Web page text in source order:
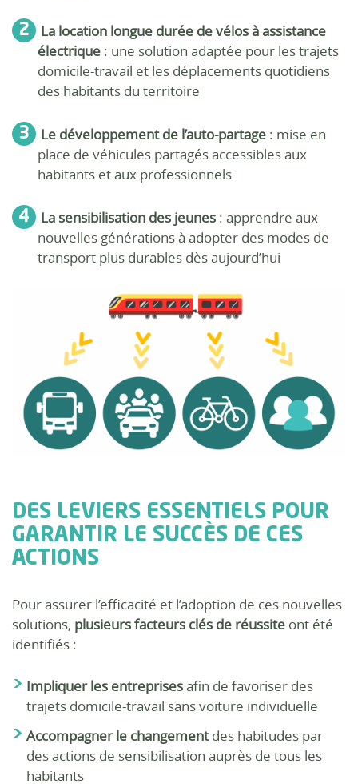
La location longue durée de vélos à assistance
électrique : une solution adaptée pour les trajets
domicile-travail et les déplacements quotidiens
des habitants du territoire
Le développement de l’auto-partage : mise en
place de véhicules partagés accessibles aux
habitants et aux professionnels
La sensibilisation des jeunes : apprendre aux
nouvelles générations à adopter des modes de
transport plus durables dès aujourd’hui
DES LEVIERS ESSENTIELS POUR
GARANTIR LE SUCCÈS DE CES
ACTIONS
Pour assurer l’efficacité et l’adoption de ces nouvelles
solutions, plusieurs facteurs clés de réussite ont été
identifiés :
Impliquer les entreprisesafin de favoriser des
trajets domicile-travail sans voiture individuelle
Accompagner le changementdes habitudes par
des actions de sensibilisation auprès de tous les
habitants